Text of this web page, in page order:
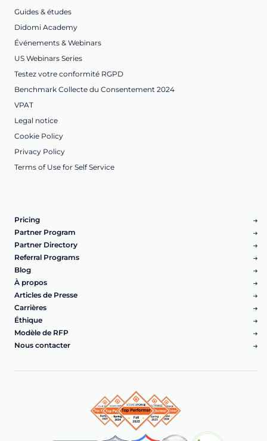
Guides & études
Didomi Academy
Événements & Webinars
US Webinars Series
Testez votre conformité RGPD
Benchmark Collecte du Consentement 2024
VPAT
Legal notice
Cookie Policy
Privacy Policy
Terms of Use for Self Service
Pricing
Partner Program
Partner Directory
Referral Programs
Blog
À propos
Articles de Presse
Carrières
Éthique
Modèle de RFP
Nous contacter